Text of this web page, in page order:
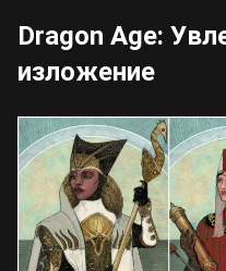
Dragon Age:
изложение